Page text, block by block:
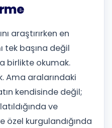
araştırırken en
tek başına değil
birlikte okumak.
Ama aralarındaki
kendisinde değil;
ve
özel kurgulandığında